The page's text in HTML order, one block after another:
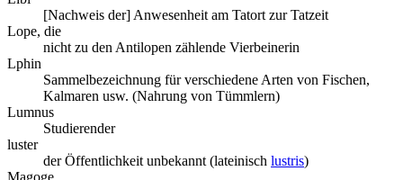
[Nachweis der] Anwesenheit am Tatort zur Tatzeit
Lope, die
nicht zu den Antilopen zählende Vierbeinerin
Lphin
Sammelbezeichnung für verschiedene Arten von Fischen,
Kalmaren usw. (Nahrung von Tümmlern)
Lumnus
Studierender
luster
der Öffentlichkeit unbekannt (lateinisch lustris)
Magoge